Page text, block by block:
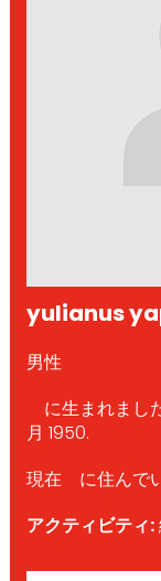
yulianus
男性
に生まれまし
月 1950.
現在 に住んで
アクティビティ: